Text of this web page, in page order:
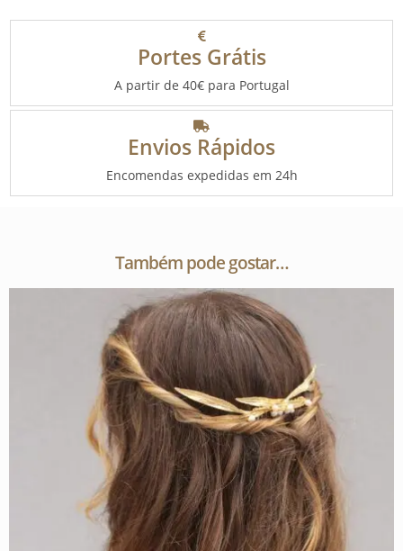
Portes Grátis
A partir de 40€ para Portugal
Envios Rápidos
Encomendas expedidas em 24h
Também pode gostar…